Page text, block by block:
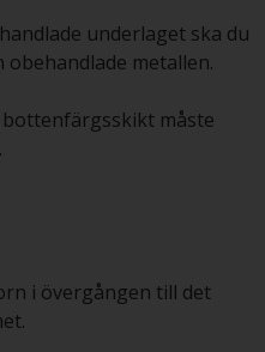
underlaget ska du
obehandlade metallen.
måste
i övergången till det